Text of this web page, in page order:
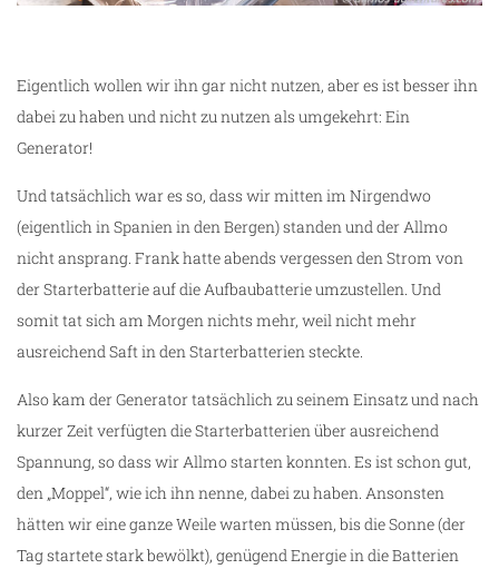
Eigentlich wollen wir ihn gar nicht nutzen, aber es ist besser ihn
dabei zu haben und nicht zu nutzen als umgekehrt: Ein
Generator!
Und tatsächlich war es so, dass wir mitten im Nirgendwo
(eigentlich in Spanien in den Bergen) standen und der Allmo
nicht ansprang. Frank hatte abends vergessen den Strom von
der Starterbatterie auf die Aufbaubatterie umzustellen. Und
somit tat sich am Morgen nichts mehr, weil nicht mehr
ausreichend Saft in den Starterbatterien steckte.
Also kam der Generator tatsächlich zu seinem Einsatz und nach
kurzer Zeit verfügten die Starterbatterien über ausreichend
Spannung, so dass wir Allmo starten konnten. Es ist schon gut,
den „Moppel“, wie ich ihn nenne, dabei zu haben. Ansonsten
hätten wir eine ganze Weile warten müssen, bis die Sonne (der
Tag startete stark bewölkt), genügend Energie in die Batterien